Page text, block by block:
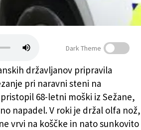
Dark Theme
državljanov pripravila
pri naravni steni na
68-letni moški iz Sežane,
napadel. V roki je držal olfa nož,
vrvi na koščke in nato sunkovito